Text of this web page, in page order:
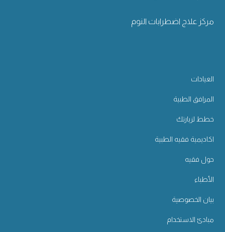
مركز علاج اضطرابات النوم
العيادات
المرافق الطبية
خطط لزيارتك
اكاديمية فقيه الطبية
حول فقيه
الأطباء
بيان الخصوصية
مبادئ الاستخدام